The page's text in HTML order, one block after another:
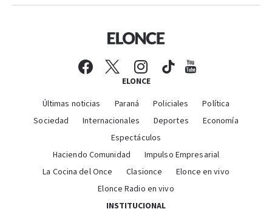
ELONCE
Últimas noticias Paraná Policiales
Política
Sociedad
Internacionales Deportes
Economía
Espectáculos
Haciendo Comunidad
Impulso Empresarial
La Cocina del Once
Clasionce
Elonce en vivo
Elonce Radio en vivo
INSTITUCIONAL